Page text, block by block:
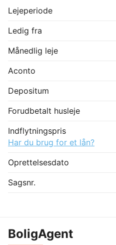
Lejeperiode
Ledig fra
Månedlig leje
Aconto
Depositum
Forudbetalt husleje
Indflytningspris
Har du brug for et lån?
Oprettelsesdato
Sagsnr.
BoligAgent